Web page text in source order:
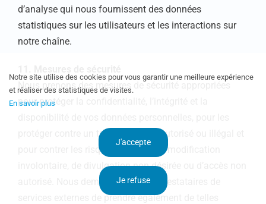
d’analyse qui nous fournissent des données
statistiques sur les utilisateurs et les interactions sur
notre chaîne.
Nous prenons des mesures de sécurité appropriées
pour protéger la confidentialité, l’intégrité et la
protéger contre un traitement non autorisé ou illégal et
pour contrer les risques de perte, de modification
involontaire, de divulgation non désirée ou d’accès non
autorisé. Nous demandons à nos prestataires de
services externes de prendre également de telles
Notre site utilise des cookies pour vous garantir une meilleure expérience
et réaliser des statistiques de visites.
En savoir plus
J'accepte
Je refuse